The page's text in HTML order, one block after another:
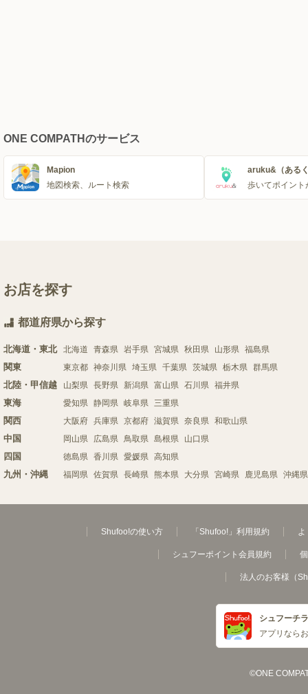
ONE COMPATHのサービス
Mapion
地図検索、ルート検索
aruku&（ある
歩いてポイント
お店を探す
都道府県から探す
北海道・東北 北海道 青森県 岩手県 宮城県 秋田県 山形県 福島県
関東 東京都 神奈川県 埼玉県 千葉県 茨城県 栃木県 群馬県
北陸・甲信越 山梨県 長野県 新潟県 富山県 石川県 福井県
東海 愛知県 静岡県 岐阜県 三重県
関西 大阪府 兵庫県 京都府 滋賀県 奈良県 和歌山県
中国 岡山県 広島県 鳥取県 島根県 山口県
四国 徳島県 香川県 愛媛県 高知県
九州・沖縄 福岡県 佐賀県 長崎県 熊本県 大分県 宮崎県 鹿児島県 沖縄県
Shufoo!の使い方 「Shufoo!」利用規約 よ
シュフーポイント会員規約
法人のお客様（
シュフーチ
アプリなら
©ONE